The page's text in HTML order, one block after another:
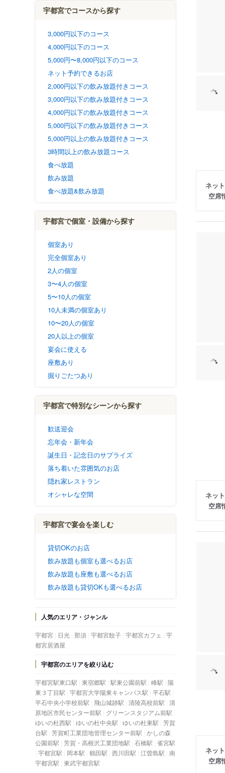
宇都宮でコースから探す
3,000円以下のコース
4,000円以下のコース
5,000円〜8,000円以下のコース
ネット予約できるお店
2,000円以下の飲み放題付きコース
3,000円以下の飲み放題付きコース
4,000円以下の飲み放題付きコース
5,000円以下の飲み放題付きコース
5,000円以上の飲み放題付きコース
3時間以上の飲み放題コース
食べ放題
飲み放題
食べ放題&飲み放題
宇都宮で個室・設備から探す
個室あり
完全個室あり
2人の個室
3〜4人の個室
5〜10人の個室
10人未満の個室あり
10〜20人の個室
20人以上の個室
宴会に使える
座敷あり
掘りごたつあり
宇都宮で特別なシーンから探す
歓送迎会
忘年会・新年会
誕生日・記念日のサプライズ
落ち着いた雰囲気のお店
隠れ家レストラン
オシャレな空間
宇都宮で宴会を楽しむ
貸切OKのお店
飲み放題も個室も選べるお店
飲み放題も座敷も選べるお店
飲み放題も貸切OKも選べるお店
人気のエリア・ジャンル
宇都宮 日光 那須 宇都宮餃子 宇都宮カフェ
宇
都宮居酒屋
宇都宮のエリアを絞り込む
宇都宮駅東口駅 東宿郷駅 駅東公園前駅 峰駅 陽
東３丁目駅 宇都宮大学陽東キャンパス駅 平石駅
平石中央小学校前駅 飛山城跡駅 清陵高校前駅 清
原地区市民センター前駅
グリーンスタジアム前駅
ゆいの杜西駅 ゆいの杜中央駅 ゆいの杜東駅 芳賀
台駅 芳賀町工業団地管理センター前駅 かしの森
公園前駅 芳賀・高根沢工業団地駅 石橋駅 雀宮駅
宇都宮駅
岡本駅 鶴田駅 西川田駅 江曽島駅 南
宇都宮駅 東武宇都宮駅
ネッ
空席
ネッ
空席
ネッ
空席